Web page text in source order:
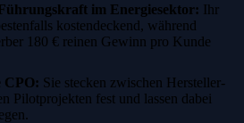
im Energiesektor: Ihr
kostendeckend, während
180 € reinen Gewinn pro Kunde
CPO: Sie stecken zwischen Hersteller-
Pilotprojekten fest und lassen dabei